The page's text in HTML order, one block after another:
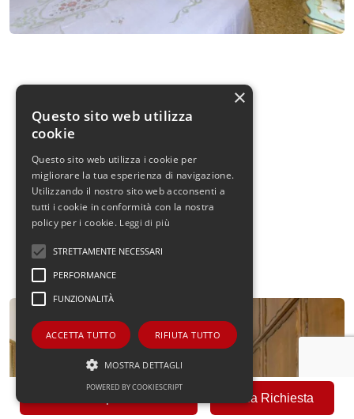
Invia Richiesta
×
Questo sito web utilizza
cookie
Questo sito web utilizza i cookie per
migliorare la tua esperienza di navigazione.
Utilizzando il nostro sito web acconsenti a
tutti i cookie in conformità con la nostra
policy per i cookie. Leggi di più
STRETTAMENTE NECESSARI
PERFORMANCE
FUNZIONALITÀ
ACCETTA TUTTO RIFIUTA TUTTO
MOSTRA DETTAGLI
POWERED BY COOKIESCRIPT